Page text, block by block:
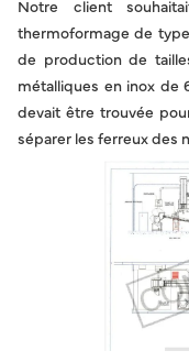
Notre client
thermoformage de
de production de
métalliques en inox de
devait être trouvée
séparer les ferreux des